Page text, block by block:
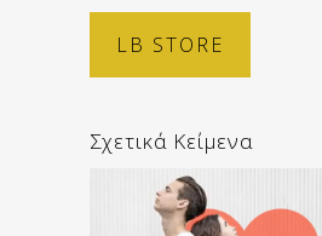
LB STORE
Σχετικά Κείμενα